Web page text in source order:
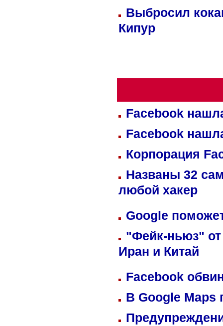
Выбросил
Кипур
Facebook
Facebook
Корпорация
Названы 32
любой хакер
Google
"Фейк-ньюз" от
Иран и Китай
Facebook
В Google Maps